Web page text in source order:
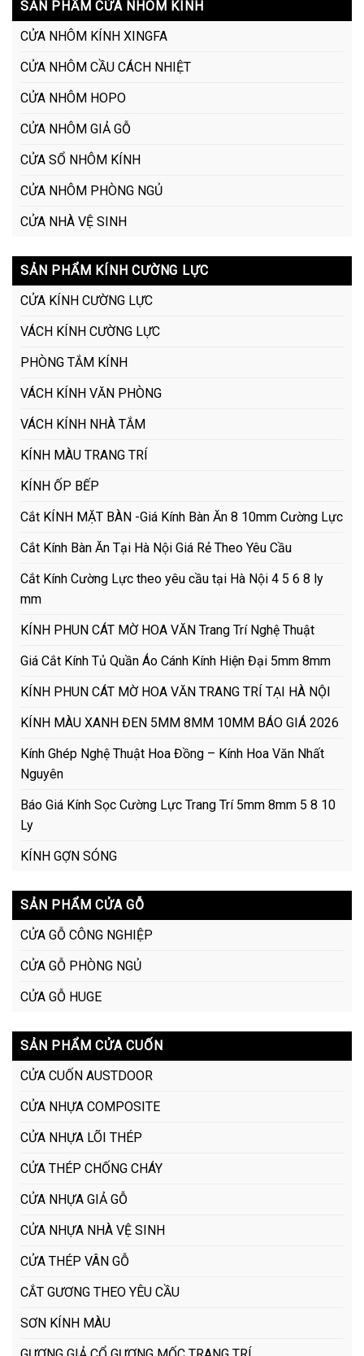
SẢN PHẨM CỬA NHÔM KÍNH
CỬA NHÔM KÍNH XINGFA
CỬA NHÔM CẦU CÁCH NHIỆT
CỬA NHÔM HOPO
CỬA NHÔM GIẢ GỖ
CỬA SỔ NHÔM KÍNH
CỬA NHÔM PHÒNG NGỦ
CỬA NHÀ VỆ SINH
SẢN PHẨM KÍNH CƯỜNG LỰC
CỬA KÍNH CƯỜNG LỰC
VÁCH KÍNH CƯỜNG LỰC
PHÒNG TẮM KÍNH
VÁCH KÍNH VĂN PHÒNG
VÁCH KÍNH NHÀ TẮM
KÍNH MÀU TRANG TRÍ
KÍNH ỐP BẾP
Cắt KÍNH MẶT BÀN -Giá Kính Bàn Ăn 8 10mm Cường Lực
Cắt Kính Bàn Ăn Tại Hà Nội Giá Rẻ Theo Yêu Cầu
Cắt Kính Cường Lực theo yêu cầu tại Hà Nội 4 5 6 8 ly
mm
KÍNH PHUN CÁT MỜ HOA VĂN Trang Trí Nghệ Thuật
Giá Cắt Kính Tủ Quần Áo Cánh Kính Hiện Đại 5mm 8mm
KÍNH PHUN CÁT MỜ HOA VĂN TRANG TRÍ TẠI HÀ NỘI
KÍNH MÀU XANH ĐEN 5MM 8MM 10MM BÁO GIÁ 2026
Kính Ghép Nghệ Thuật Hoa Đồng – Kính Hoa Văn Nhất
Nguyên
Báo Giá Kính Sọc Cường Lực Trang Trí 5mm 8mm 5 8 10
Ly
KÍNH GỢN SÓNG
SẢN PHẨM CỬA GỖ
CỬA GỖ CÔNG NGHIỆP
CỬA GỖ PHÒNG NGỦ
CỬA GỖ HUGE
SẢN PHẨM CỬA CUỐN
CỬA CUỐN AUSTDOOR
CỬA NHỰA COMPOSITE
CỬA NHỰA LÕI THÉP
CỬA THÉP CHỐNG CHÁY
CỬA NHỰA GIẢ GỖ
CỬA NHỰA NHÀ VỆ SINH
CỬA THÉP VÂN GỖ
CẮT GƯƠNG THEO YÊU CẦU
SƠN KÍNH MÀU